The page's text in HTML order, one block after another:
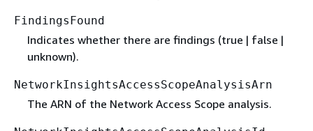
FindingsFound
Indicates whether there are findings (true | false |
unknown).
NetworkInsightsAccessScopeAnalysisArn
The ARN of the Network Access Scope analysis.